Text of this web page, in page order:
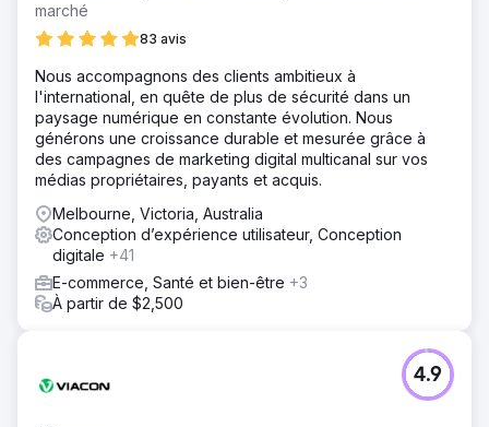
marché
83 avis
Nous accompagnons des clients ambitieux à
l'international, en quête de plus de sécurité dans un
paysage numérique en constante évolution. Nous
générons une croissance durable et mesurée grâce à
des campagnes de marketing digital multicanal sur vos
médias propriétaires, payants et acquis.
Melbourne, Victoria, Australia
Conception d’expérience utilisateur, Conception
digitale +41
E-commerce, Santé et bien-être +3
À partir de $2,500
4.9